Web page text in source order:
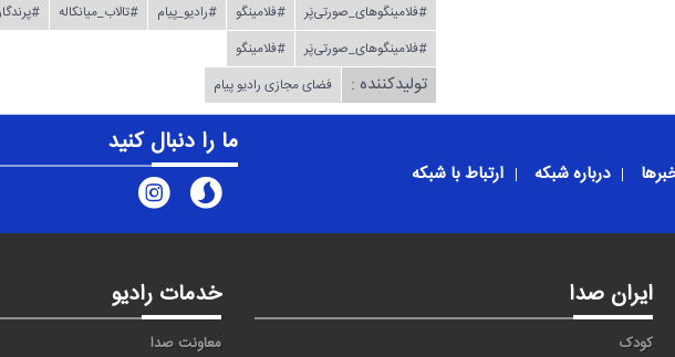
#فلامینگوهای_صورتی‌پَر
#فلامینگو #رادیو_پیام #تالاب_میانكاله
#فلامینگوهای_صورتی‌پَر
#فلامینگو
تولیدکننده : فضای مجازی رادیو پیام
درباره شبکه ارتباط با شبکه
ما را دنبال کنید
ایران صدا
کودک
خدمات رادیو
معاونت صدا